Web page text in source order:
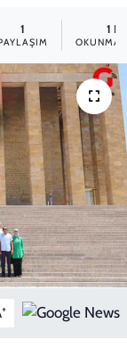
1 1
OKUNMA
+